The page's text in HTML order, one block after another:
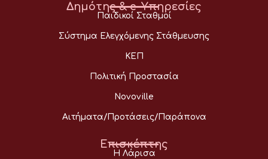
Δημότης & e-Υπηρεσίες
Παιδικοί Σταθμοί
Σύστημα Ελεγχόμενης Στάθμευσης
ΚΕΠ
Πολιτική Προστασία
Novoville
Αιτήματα/Προτάσεις/Παράπονα
Επισκέπτης
Η Λάρισα